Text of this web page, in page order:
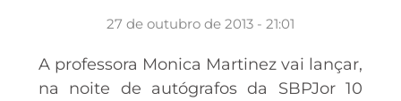
27 de outubro de 2013 - 21:01
A professora Monica Martinez vai lançar,
na noite de autógrafos da SBPJor 10